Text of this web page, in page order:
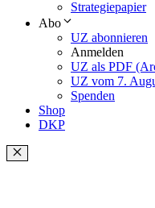
Strategiepapier
Abo
UZ abonnieren
Anmelden
UZ als PDF
UZ vom 7.
Spenden
Shop
DKP
Schließen